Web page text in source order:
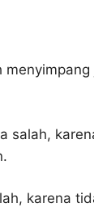
salah,
karena